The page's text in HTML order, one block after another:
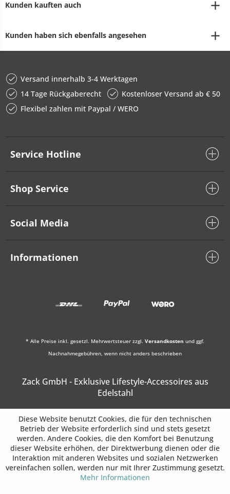
Kunden kauften auch
Kunden haben sich ebenfalls angesehen
Versand innerhalb 3-4 Werktagen
14 Tage Rückgaberecht
Kostenloser Versand ab € 50
Flexibel zahlen mit Paypal / WERO
Service Hotline
Shop Service
Social Media
Informationen
* Alle Preise inkl. gesetzl. Mehrwertsteuer zzgl. Versandkosten und ggf.
Nachnahmegebühren, wenn nicht anders beschrieben
Zack GmbH - Exklusive Lifestyle-Accessoires aus
Edelstahl
Diese Website benutzt Cookies, die für den technischen
Betrieb der Website erforderlich sind und stets gesetzt
werden. Andere Cookies, die den Komfort bei Benutzung
dieser Website erhöhen, der Direktwerbung dienen oder die
Interaktion mit anderen Websites und sozialen Netzwerken
vereinfachen sollen, werden nur mit Ihrer Zustimmung gesetzt.
Mehr Informationen